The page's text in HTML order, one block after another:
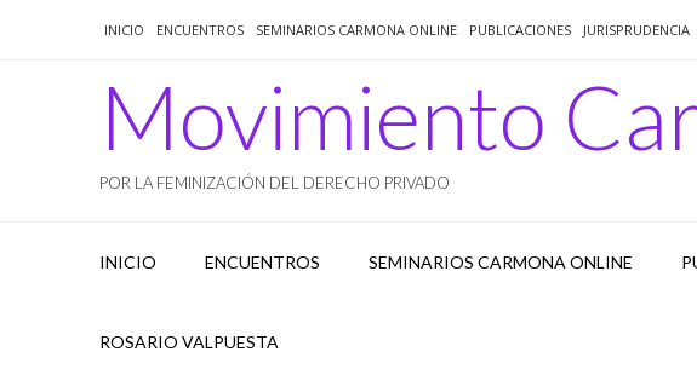
INICIO ENCUENTROS SEMINARIOS CARMONA ONLINE PUBLICACIONES JURISPRUDENCIA
Movimiento
POR LA FEMINIZACIÓN DEL DERECHO PRIVADO
INICIO ENCUENTROS SEMINARIOS CARMONA ONLINE
ROSARIO VALPUESTA